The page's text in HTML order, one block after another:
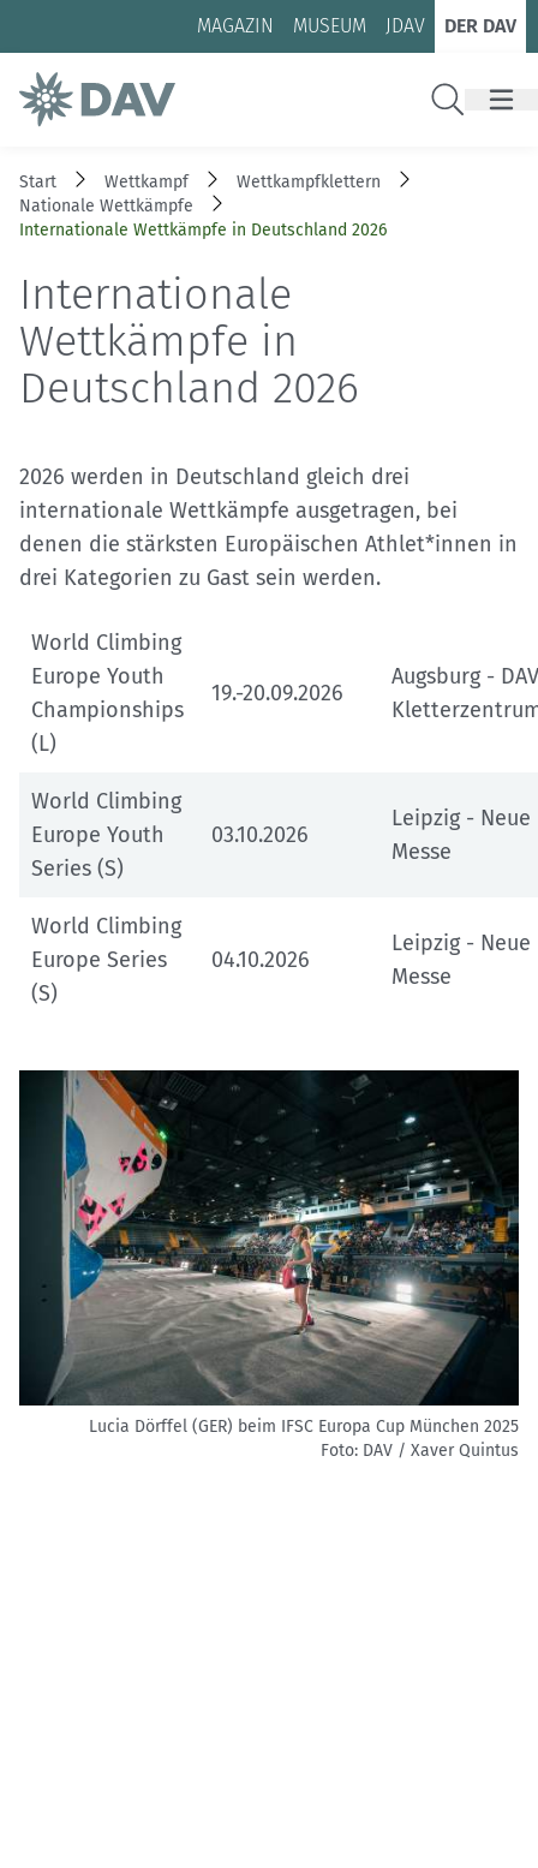
Zum Inhalt
Zur Footer-Navigation
MAGAZIN MUSEUM JDAV DER DAV
Start Wettkampf
Wettkampfklettern
Nationale Wettkämpfe
Internationale Wettkämpfe in Deutschland 2026
Internationale
Wettkämpfe in
Deutschland 2026
2026 werden in Deutschland gleich drei
internationale Wettkämpfe ausgetragen, bei
denen die stärksten Europäischen Athlet*innen in
drei Kategorien zu Gast sein werden.
World Climbing
Europe Youth
Championships
(L)
19.-20.09.2026
Augsburg -
World Climbing
Europe Youth
Series (S)
03.10.2026
Leipzig - Neue
Messe
World Climbing
Europe Series
(S)
04.10.2026
Leipzig - Neue
Messe
Lucia Dörffel (GER) beim IFSC Europa Cup München 2025
Foto: DAV / Xaver Quintus